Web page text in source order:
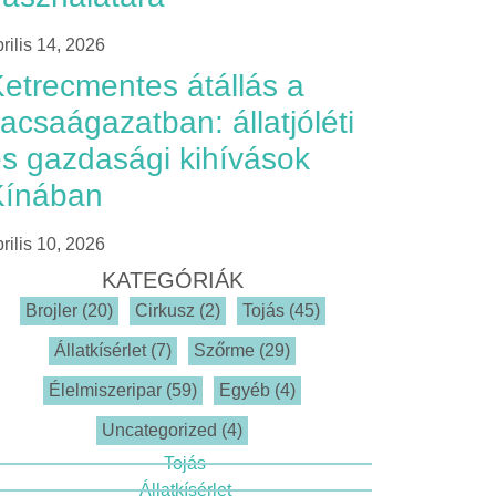
14, 2026
átállás a
állatjóléti
gazdasági kihívások
10, 2026
KATEGÓRIÁK
Brojler (20) Cirkusz (2) Tojás (45)
Állatkísérlet (7) Szőrme (29)
Élelmiszeripar (59) Egyéb (4)
Uncategorized (4)
Tojás
Állatkísérlet